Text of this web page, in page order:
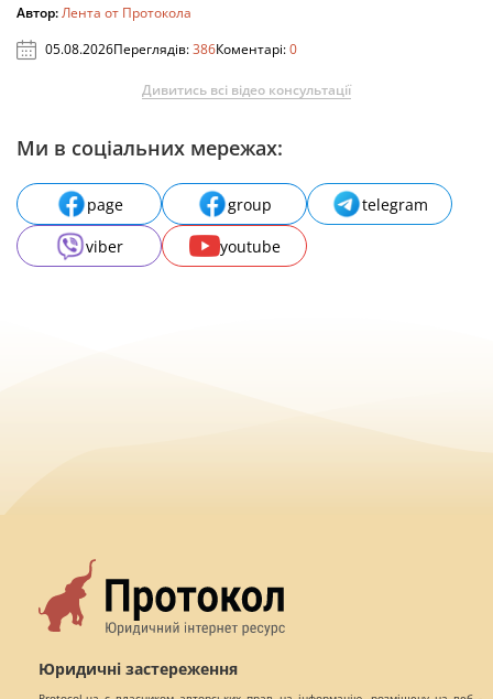
Автор:Лента от Протокола
05.08.2026Переглядів:386Коментарі:0
Дивитись всі відео консультації
Ми в соціальних мережах:
page group
telegram
viber
youtube
Юридичні застереження